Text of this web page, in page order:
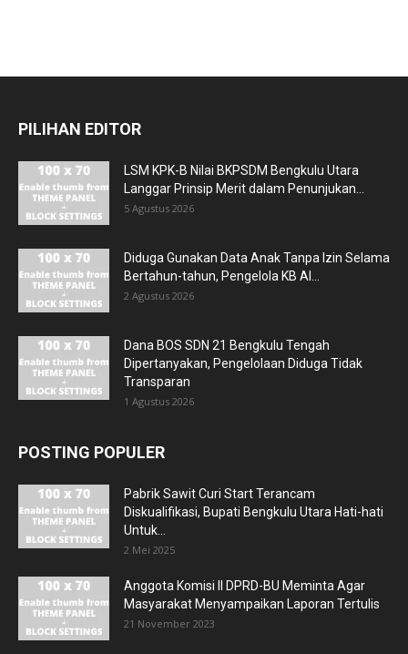
PILIHAN EDITOR
LSM KPK-B Nilai BKPSDM Bengkulu Utara
Langgar Prinsip Merit dalam Penunjukan...
5 Agustus 2026
Diduga Gunakan Data Anak Tanpa Izin Selama
Bertahun-tahun, Pengelola KB Al...
2 Agustus 2026
Dana BOS SDN 21 Bengkulu Tengah
Dipertanyakan, Pengelolaan Diduga Tidak
Transparan
1 Agustus 2026
POSTING POPULER
Pabrik Sawit Curi Start Terancam
Diskualifikasi, Bupati Bengkulu Utara Hati-hati
Untuk...
2 Mei 2025
Anggota Komisi II DPRD-BU Meminta Agar
Masyarakat Menyampaikan Laporan Tertulis
21 November 2023